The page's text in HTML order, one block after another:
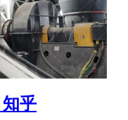
乎